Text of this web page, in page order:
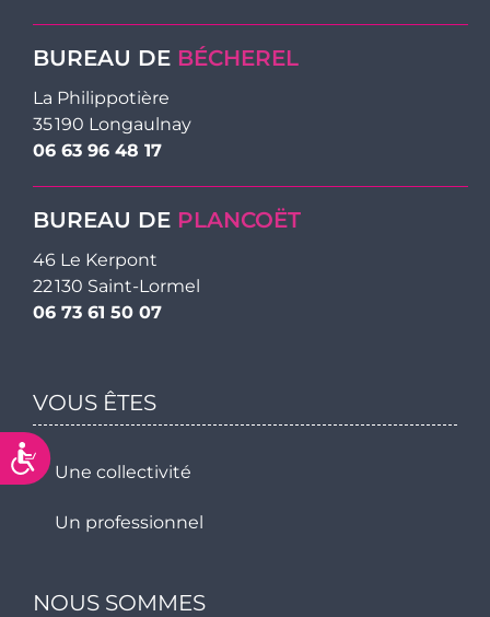
Accessibilité
BUREAU DE BÉCHEREL
La Philippotière
35 190 Longaulnay
06 63 96 48 17
BUREAU DE PLANCOËT
46 Le Kerpont
22 130 Saint-Lormel
06 73 61 50 07
VOUS ÊTES
Une collectivité
Un professionnel
NOUS SOMMES